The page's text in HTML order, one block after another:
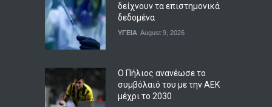
δείχνουν τα επιστημονικά
δεδομένα
ΥΓΕΙΑ August 9, 2026
Ο Πήλιος ανανέωσε το
συμβόλαιό του με την ΑΕΚ
μέχρι το 2030